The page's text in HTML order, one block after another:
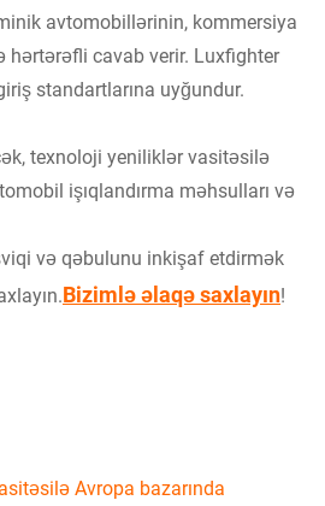
avtomobillərinin, kommersiya
hərtərəfli cavab verir. Luxfighter
standartlarına uyğundur.
texnoloji yeniliklər vasitəsilə
işıqlandırma məhsulları və
və qəbulunu inkişaf etdirmək
Bizimlə əlaqə saxlayın!
Avropa bazarında